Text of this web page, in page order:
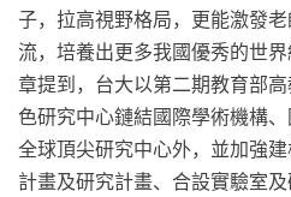
子，拉高視野格局，更能激發
流，培養出更多我國優秀的世
章提到，台大以第二期教育部
色研究中心鏈結國際學術機構
全球頂尖研究中心外，並加強
計畫及研究計畫、合設實驗室